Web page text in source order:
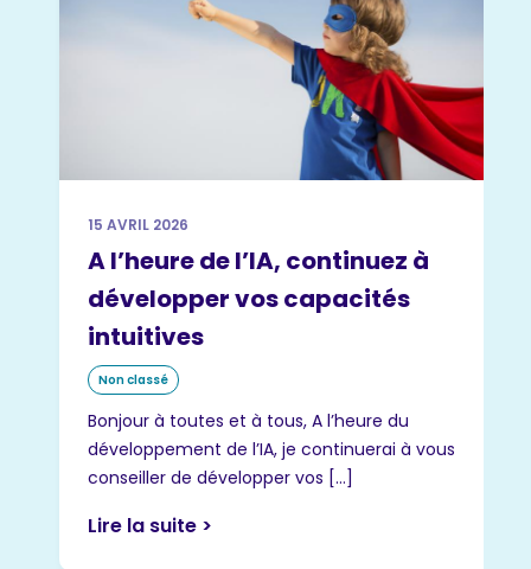
15 AVRIL 2026
A l’heure de l’IA, continuez à
développer vos capacités
intuitives
Non classé
Bonjour à toutes et à tous, A l’heure du
développement de l’IA, je continuerai à vous
conseiller de développer vos […]
Lire la suite >